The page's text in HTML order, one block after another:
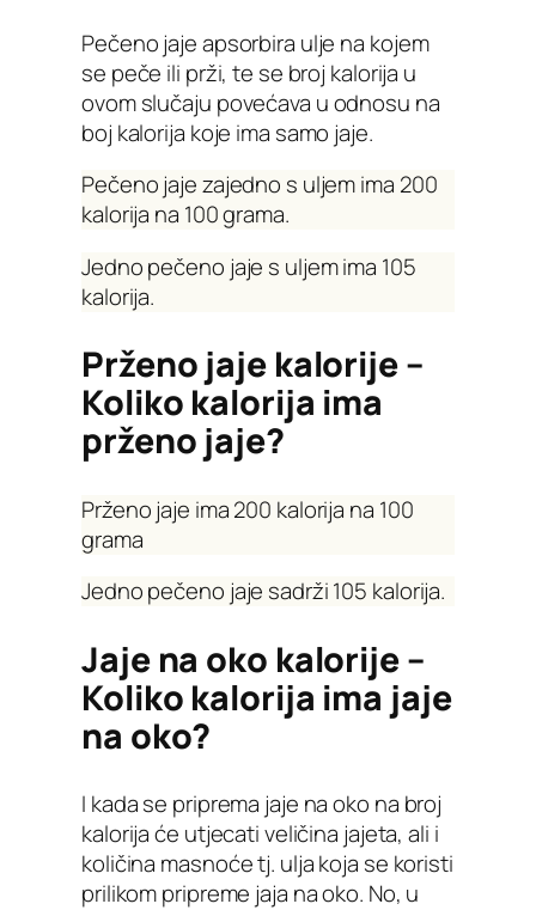
Pečeno jaje apsorbira ulje na kojem
se peče ili prži, te se broj kalorija u
ovom slučaju povećava u odnosu na
boj kalorija koje ima samo jaje.
Pečeno jaje zajedno s uljem ima 200
kalorija na 100 grama.
Jedno pečeno jaje s uljem ima 105
kalorija.
Prženo jaje kalorije –
Koliko kalorija ima
prženo jaje?
Prženo jaje ima 200 kalorija na 100
grama
Jedno pečeno jaje sadrži 105 kalorija.
Jaje na oko kalorije –
Koliko kalorija ima jaje
na oko?
I kada se priprema jaje na oko na broj
kalorija će utjecati veličina jajeta, ali i
količina masnoće tj. ulja koja se koristi
prilikom pripreme jaja na oko. No, u